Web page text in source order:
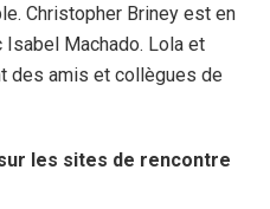
Christopher Briney est en
Machado. Lola et
des amis et collègues de
les sites de rencontre